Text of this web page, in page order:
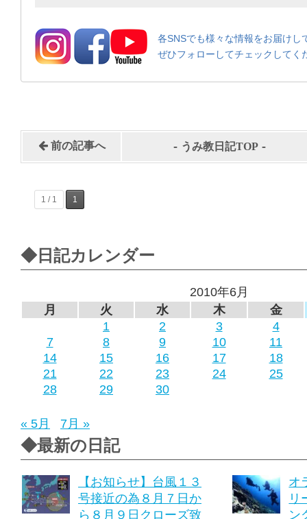
各SNSでも様々な情報をお届けし
ぜひフォローしてチェックしてく
前の記事へ - うみ教日記TOP -
1 / 1 1
◆日記カレンダー
2010年6月
月
火 水 木
金
1
2 3
4
7
8 9 10
11
14
15 16 17
18
21
22 23 24
25
28
29 30
« 5月 7月 »
◆最新の日記
【お知らせ】台風１３
号接近の為８月７日か
ら８月９日クローズ致
オ
リ
ン